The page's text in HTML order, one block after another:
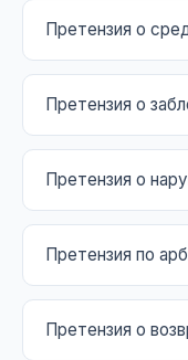
Претензия о
Претензия о
Претензия о
Претензия по
Претензия о